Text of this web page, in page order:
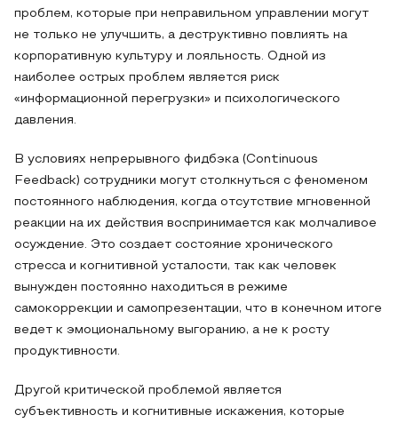
проблем, которые при неправильном управлении могут
не только не улучшить, а деструктивно повлиять на
корпоративную культуру и лояльность. Одной из
наиболее острых проблем является риск
«информационной перегрузки» и психологического
давления.
В условиях непрерывного фидбэка (Continuous
Feedback) сотрудники могут столкнуться с феноменом
постоянного наблюдения, когда отсутствие мгновенной
реакции на их действия воспринимается как молчаливое
осуждение. Это создает состояние хронического
стресса и когнитивной усталости, так как человек
вынужден постоянно находиться в режиме
самокоррекции и самопрезентации, что в конечном итоге
ведет к эмоциональному выгоранию, а не к росту
продуктивности.
Другой критической проблемой является
субъективность и когнитивные искажения, которые